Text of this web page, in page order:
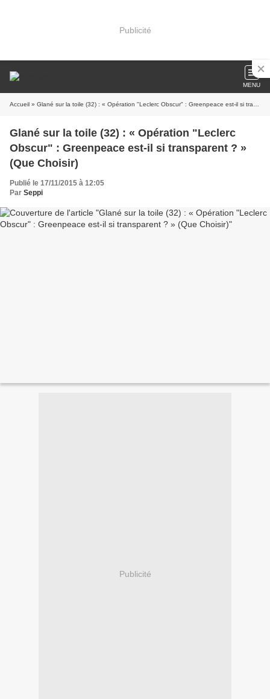
Publicité
MENU
Accueil » Glané sur la toile (32) : « Opération "Leclerc Obscur" : Greenpeace est-il si transparent ? » (Que Choisir)
Glané sur la toile (32) : « Opération "Leclerc
Obscur" : Greenpeace est-il si transparent ? »
(Que Choisir)
Publié le 17/11/2015 à 12:05
Par Seppi
Publicité